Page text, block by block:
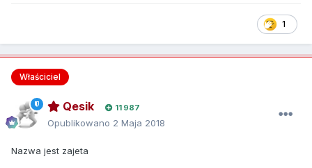
1
Właściciel
Qesik 11 987
Opublikowano 2 Maja 2018
Nazwa jest zajeta